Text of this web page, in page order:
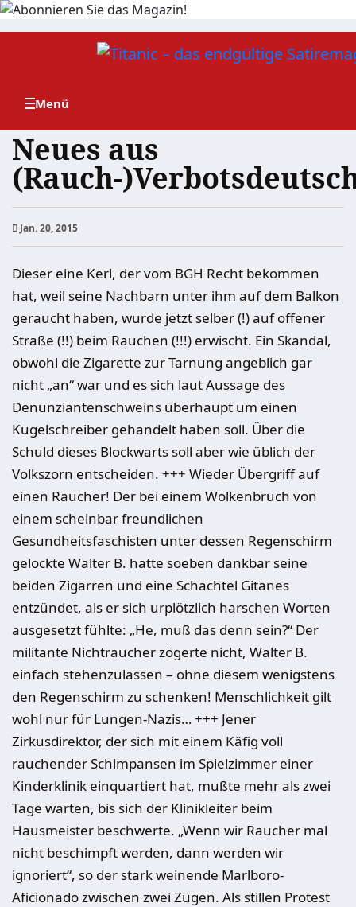
Zum
Neues aus
(Rauch-
Jan. 20, 2015
Dieser eine Kerl, der vom BGH Recht bekommen
hat, weil seine Nachbarn unter ihm auf dem Balkon
geraucht haben, wurde jetzt selber (!) auf offener
Straße (!!) beim Rauchen (!!!) erwischt. Ein Skandal,
obwohl die Zigarette zur Tarnung angeblich gar
nicht „an“ war und es sich laut Aussage des
Denunziantenschweins überhaupt um einen
Kugelschreiber gehandelt haben soll. Über die
Schuld dieses Blockwarts soll aber wie üblich der
Volkszorn entscheiden. +++ Wieder Übergriff auf
einen Raucher! Der bei einem Wolkenbruch von
einem scheinbar freundlichen
Gesundheitsfaschisten unter dessen Regenschirm
gelockte Walter B. hatte soeben dankbar seine
beiden Zigarren und eine Schachtel Gitanes
entzündet, als er sich urplötzlich harschen Worten
ausgesetzt fühlte: „He, muß das denn sein?“ Der
militante Nichtraucher zögerte nicht, Walter B.
einfach stehenzulassen – ohne diesem wenigstens
den Regenschirm zu schenken! Menschlichkeit gilt
wohl nur für Lungen-Nazis… +++ Jener
Zirkusdirektor, der sich mit einem Käfig voll
rauchender Schimpansen im Spielzimmer einer
Kinderklinik einquartiert hat, mußte mehr als zwei
Tage warten, bis sich der Klinikleiter beim
Hausmeister beschwerte. „Wenn wir Raucher mal
nicht beschimpft werden, dann werden wir
ignoriert“, so der stark weinende Marlboro-
Aficionado zwischen zwei Zügen. Als stillen Protest